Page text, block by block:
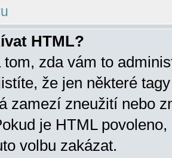
HTML?
tom, zda vám to
že jen některé
zamezí zneužití nebo
je HTML
volbu zakázat.